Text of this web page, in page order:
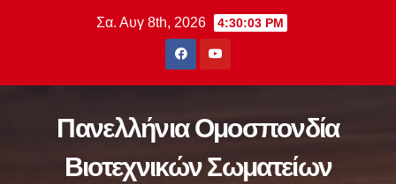
Σα. Αυγ 8th, 2026 4:30:04 PM
Πανελλήνια Ομοσπονδία
Βιοτεχνικών Σωματείων